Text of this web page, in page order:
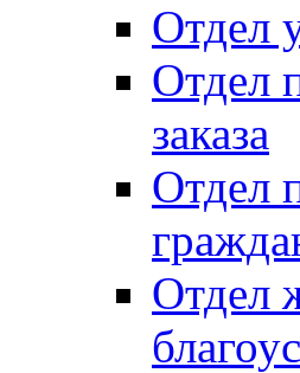
Отдел
Отдел
заказа
Отдел
Отдел